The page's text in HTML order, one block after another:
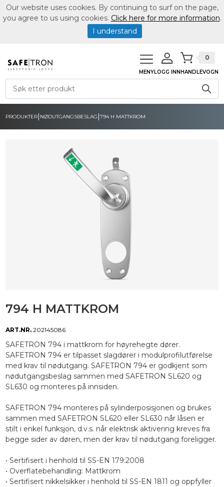
MENYLOGG INN
0
HANDLEVOGN
PRODUKTER| NØDUTGANGSBESLAG |794 H MATTKROM
794 H MATTKROM
ART.NR. 202145086
SAFETRON 794 i mattkrom for høyrehegte dører.
SAFETRON 794 er tilpasset slagdører i modulprofilutførelse
med krav til nødutgang. SAFETRON 794 er godkjent som
nødutgangsbeslag sammen med SAFETRON SL620 og
SL630 og monteres på innsiden.
SAFETRON 794 monteres på sylinderposisjonen og brukes
sammen med SAFETRON SL620 eller SL630 når låsen er
stilt i enkel funksjon, d.v.s. når elektrisk aktivering kreves fra
begge sider av døren, men der krav til nødutgang foreligger.
• Sertifisert i henhold til SS-EN 179:2008
• Overflatebehandling: Mattkrom
• Sertifisert nikkelsikker i henhold til SS-EN 1811 og oppfyller
Our website uses cookies. By continuing to surf on the page,
you agree to us using cookies. Click here for more information.
I understand